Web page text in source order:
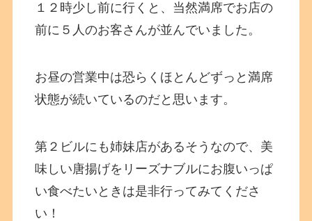
１２時少し前に行くと、当然満席でお店の
前に５人のお客さんが並んでいました。
お昼の営業中は恐らくほとんどずっと満席
状態が続いているのだと思います。
第２ビルにも姉妹店があるそうなので、美
味しい唐揚げをリーズナブルにお腹いっぱ
い食べたいときは是非行ってみてくださ
い！